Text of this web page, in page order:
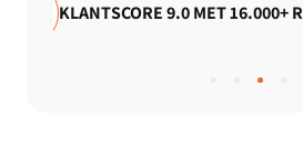
GRATIS